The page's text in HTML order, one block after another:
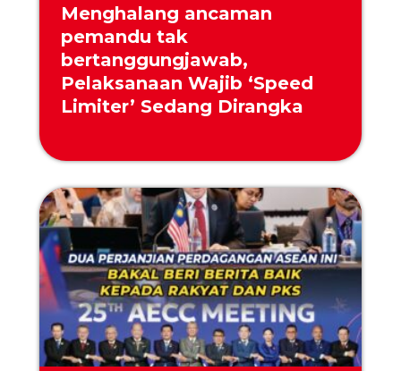
Menghalang ancaman
pemandu tak
bertanggungjawab,
Pelaksanaan Wajib ‘Speed
Limiter’ Sedang Dirangka